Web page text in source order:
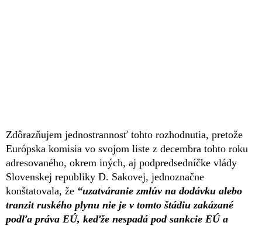
Zdôrazňujem jednostrannosť tohto rozhodnutia, pretože
Európska komisia vo svojom liste z decembra tohto roku
adresovaného, okrem iných, aj podpredsedníčke vlády
Slovenskej republiky D. Sakovej, jednoznačne
konštatovala, že “uzatváranie zmlúv na dodávku alebo
tranzit ruského plynu nie je v tomto štádiu zakázané
podľa práva EÚ, keďže nespadá pod sankcie EÚ a